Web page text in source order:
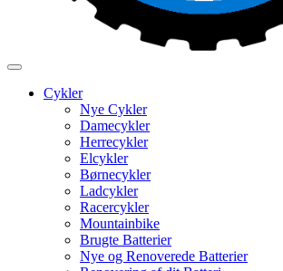
Cykler
Nye Cykler
Damecykler
Herrecykler
Elcykler
Børnecykler
Ladcykler
Racercykler
Mountainbike
Brugte Batterier
Nye og Renoverede Batterier